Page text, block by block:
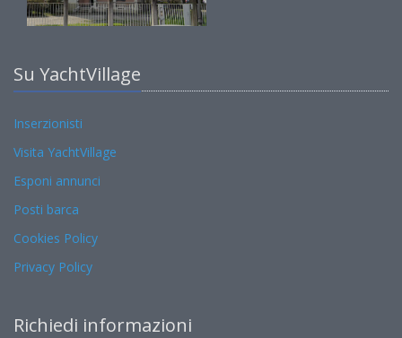
Su YachtVillage
Inserzionisti
Visita YachtVillage
Esponi annunci
Posti barca
Cookies Policy
Privacy Policy
Richiedi informazioni